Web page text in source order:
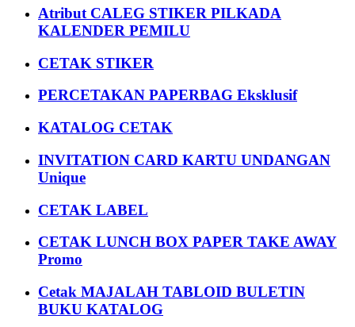
Atribut CALEG STIKER PILKADA
KALENDER PEMILU
CETAK STIKER
PERCETAKAN PAPERBAG Eksklusif
KATALOG CETAK
INVITATION CARD KARTU UNDANGAN
Unique
CETAK LABEL
CETAK LUNCH BOX PAPER TAKE AWAY
Promo
Cetak MAJALAH TABLOID BULETIN
BUKU KATALOG